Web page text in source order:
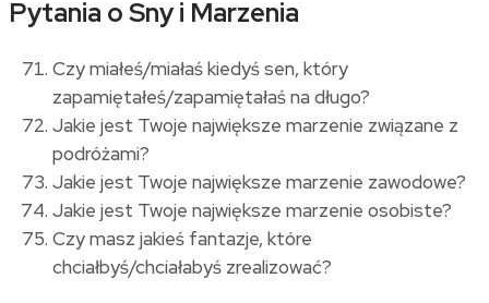
Pytania o Sny i Marzenia
Czy miałeś/miałaś kiedyś sen, który
zapamiętałeś/zapamiętałaś na długo?
Jakie jest Twoje największe marzenie związane z
podróżami?
Jakie jest Twoje największe marzenie zawodowe?
Jakie jest Twoje największe marzenie osobiste?
Czy masz jakieś fantazje, które
chciałbyś/chciałabyś zrealizować?